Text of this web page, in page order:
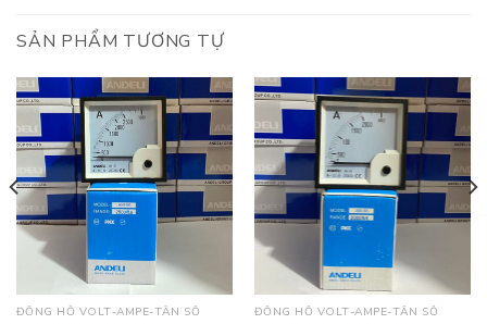
SẢN PHẨM TƯƠNG TỰ
ĐỒNG HỒ VOLT-AMPE-TẦN SỐ ĐỒNG HỒ VOLT-AMPE-TẦN SỐ